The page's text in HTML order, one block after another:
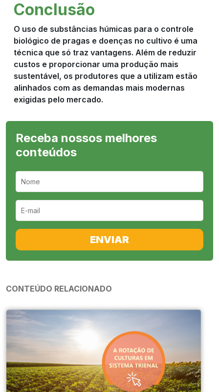
Conclusão
O uso de substâncias húmicas para o controle
biológico de pragas e doenças no cultivo é uma
técnica que só traz vantagens. Além de reduzir
custos e proporcionar uma produção mais
sustentável, os produtores que a utilizam estão
alinhados com as demandas mais modernas
exigidas pelo mercado.
Receba nossos melhores
conteúdos
ENVIAR
CONTEÚDO RELACIONADO